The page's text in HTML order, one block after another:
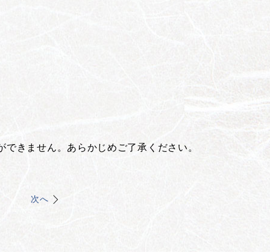
きません。あらかじめご了承ください。
次へ